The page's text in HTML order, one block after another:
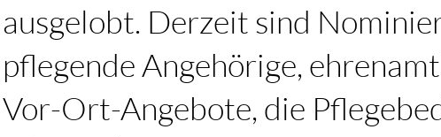
ausgelobt. Derzeit sind
pflegende Angehörige,
Vor-Ort-Angebote, die